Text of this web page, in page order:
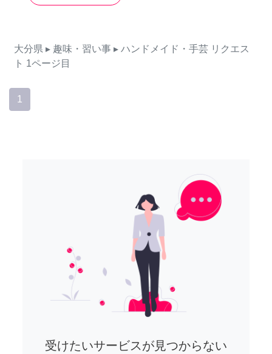
大分県 ▸ 趣味・習い事 ▸ ハンドメイド・手芸 リクエス
ト 1ページ目
1
受けたいサービスが見つからない